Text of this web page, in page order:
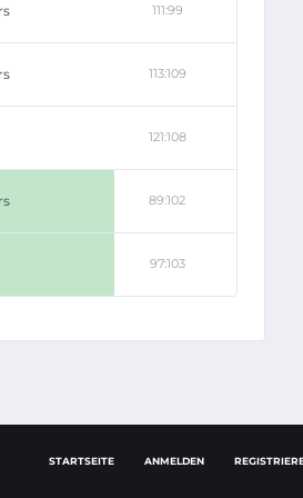
111:99
113:109
121:108
89:102
97:103
STARTSEITE ANMELDEN